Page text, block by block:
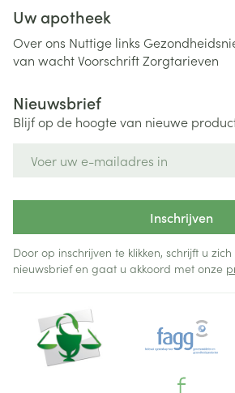
Uw apotheek
Over ons Nuttige links
van wachtVoorschriftZorgtarieven
Nieuwsbrief
Blijf op de hoogte van nieuwe
Inschrijven
Door op inschrijven te klikken, schrijft u
nieuwsbrief en gaat u akkoord met onze